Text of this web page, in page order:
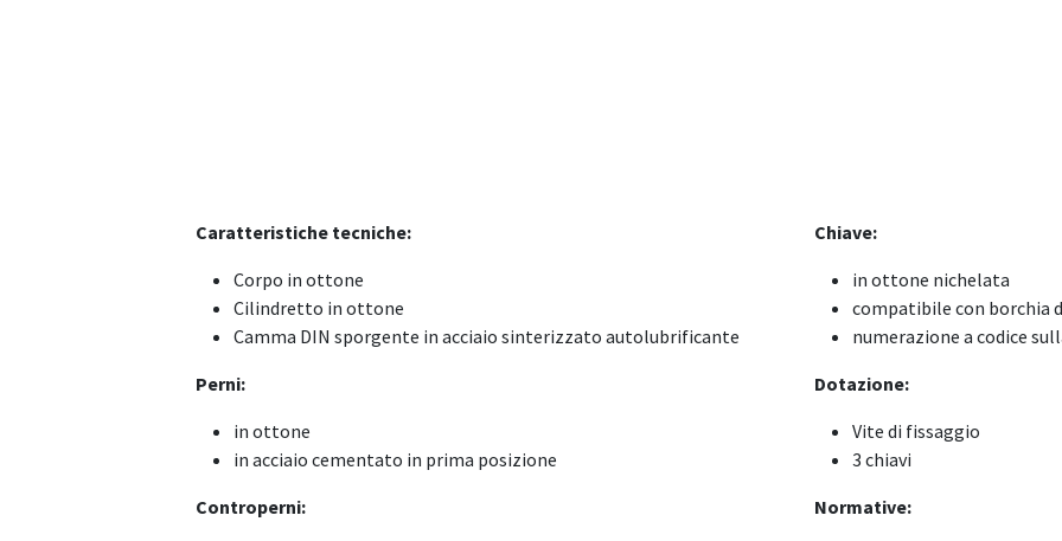
Caratteristiche tecniche:
Corpo in ottone
Cilindretto in ottone
Camma DIN sporgente in acciaio sinterizzato autolubrificante
Perni:
in ottone
in acciaio cementato in prima posizione
Controperni:
Chiave:
in ottone nichelata
compatibile con borchia
numerazione a codice
Dotazione:
Vite di fissaggio
3 chiavi
Normative: